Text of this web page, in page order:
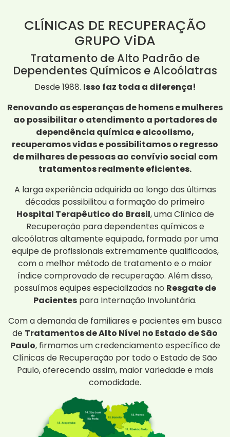
CLÍNICAS DE RECUPERAÇÃO
GRUPO ViDA
Tratamento de Alto Padrão de
Dependentes Químicos e Alcoólatras
Desde 1988. Isso faz toda a diferença!
Renovando as esperanças de homens e mulheres
ao possibilitar o atendimento a portadores de
dependência química e alcoolismo,
recuperamos vidas e possibilitamos o regresso
de milhares de pessoas ao convívio social com
tratamentos realmente eficientes.
A larga experiência adquirida ao longo das últimas
décadas possibilitou a formação do primeiro
Hospital Terapêutico do Brasil, uma Clínica de
Recuperação para dependentes químicos e
alcoólatras altamente equipada, formada por uma
equipe de profissionais extremamente qualificados,
com o melhor método de tratamento e o maior
índice comprovado de recuperação. Além disso,
possuímos equipes especializadas no Resgate de
Pacientes para Internação Involuntária.
Com a demanda de familiares e pacientes em busca
de Tratamentos de Alto Nível no Estado de São
Paulo, firmamos um credenciamento específico de
Clínicas de Recuperação por todo o Estado de São
Paulo, oferecendo assim, maior variedade e mais
comodidade.